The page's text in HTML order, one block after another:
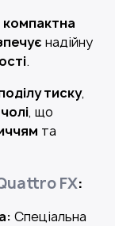
компактна
надійну
.
тиску,
, що
та
FX:
Спеціальна